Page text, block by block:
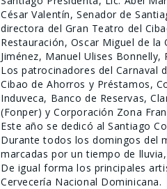
César Valentín, Senador de
directora del Gran Teatro del
Restauración, Oscar Miguel de
Jiménez, Manuel Ulises
Los patrocinadores del Carnaval
Cibao de Ahorros y Préstamos,
Induveca, Banco de Reservas,
(Fonper) y Corporación Zona
Este año se dedicó al Santiago
Durante todos los domingos del
marcadas por un tiempo de
De igual forma los principales
Cervecería Nacional Dominicana.